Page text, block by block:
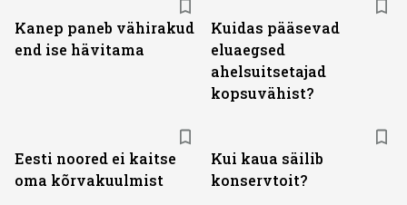
Kanep paneb vähirakud
end ise hävitama
Kuidas pääsevad
eluaegsed
ahelsuitsetajad
kopsuvähist?
Eesti noored ei kaitse
oma kõrvakuulmist
Kui kaua säilib
konservtoit?